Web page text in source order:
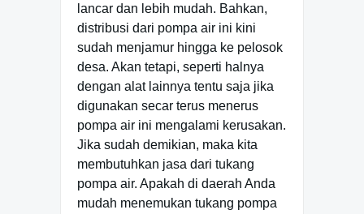
lancar dan lebih mudah. Bahkan,
distribusi dari pompa air ini kini
sudah menjamur hingga ke pelosok
desa. Akan tetapi, seperti halnya
dengan alat lainnya tentu saja jika
digunakan secar terus menerus
pompa air ini mengalami kerusakan.
Jika sudah demikian, maka kita
membutuhkan jasa dari tukang
pompa air. Apakah di daerah Anda
mudah menemukan tukang pompa